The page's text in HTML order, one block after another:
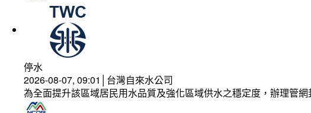
停水
2026-08-07, 09:01│台灣自來水公司
為全面提升該區域居民用水品質及強化區域供水之穩定度，辦理管